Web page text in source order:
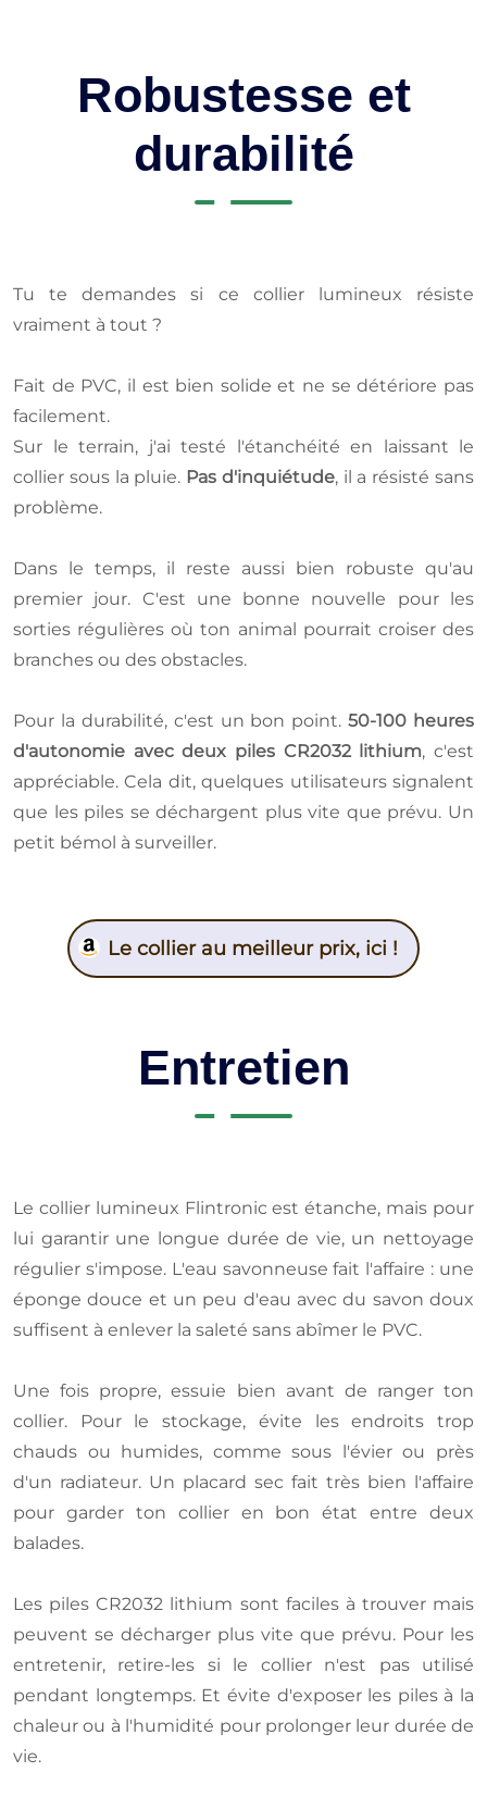
Robustesse et
durabilité
Tu te demandes si ce collier lumineux résiste
vraiment à tout ?
Fait de PVC, il est bien solide et ne se détériore pas
facilement.
Sur le terrain, j'ai testé l'étanchéité en laissant le
collier sous la pluie. Pas d'inquiétude, il a résisté sans
problème.
Dans le temps, il reste aussi bien robuste qu'au
premier jour. C'est une bonne nouvelle pour les
sorties régulières où ton animal pourrait croiser des
branches ou des obstacles.
Pour la durabilité, c'est un bon point. 50-100 heures
d'autonomie avec deux piles CR2032 lithium, c'est
appréciable. Cela dit, quelques utilisateurs signalent
que les piles se déchargent plus vite que prévu. Un
petit bémol à surveiller.
Le collier au meilleur prix, ici !
Entretien
Le collier lumineux Flintronic est étanche, mais pour
lui garantir une longue durée de vie, un nettoyage
régulier s'impose. L'eau savonneuse fait l'affaire : une
éponge douce et un peu d'eau avec du savon doux
suffisent à enlever la saleté sans abîmer le PVC.
Une fois propre, essuie bien avant de ranger ton
collier. Pour le stockage, évite les endroits trop
chauds ou humides, comme sous l'évier ou près
d'un radiateur. Un placard sec fait très bien l'affaire
pour garder ton collier en bon état entre deux
balades.
Les piles CR2032 lithium sont faciles à trouver mais
peuvent se décharger plus vite que prévu. Pour les
entretenir, retire-les si le collier n'est pas utilisé
pendant longtemps. Et évite d'exposer les piles à la
chaleur ou à l'humidité pour prolonger leur durée de
vie.